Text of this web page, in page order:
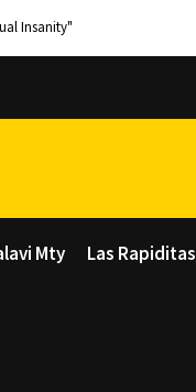
Insanity"
Mty Las Rapiditas